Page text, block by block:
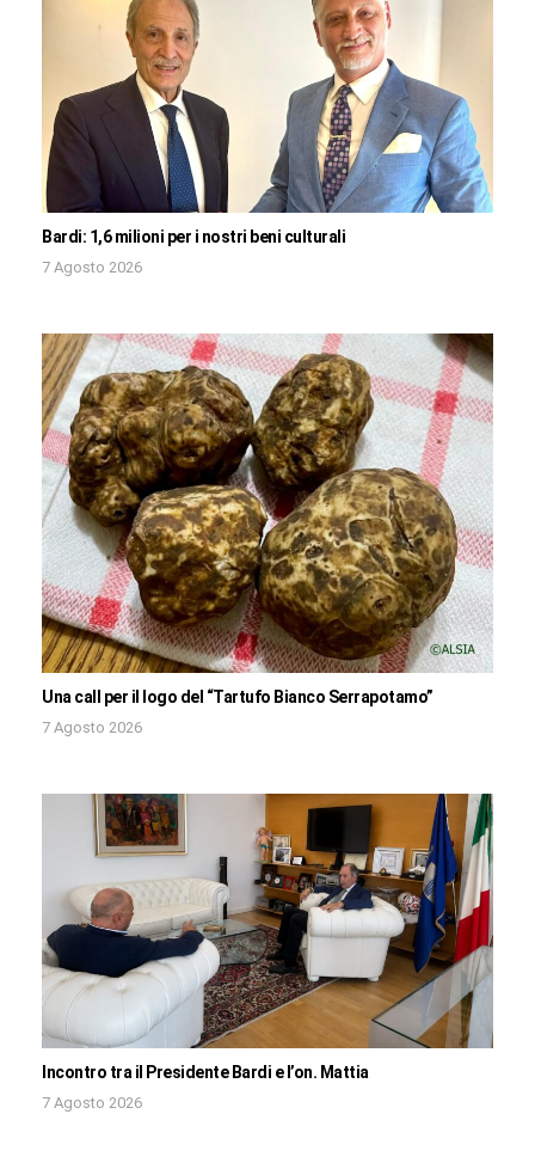
Bardi: 1,6 milioni per i nostri beni culturali
7 Agosto 2026
Una call per il logo del “Tartufo Bianco Serrapotamo”
7 Agosto 2026
Incontro tra il Presidente Bardi e l’on. Mattia
7 Agosto 2026